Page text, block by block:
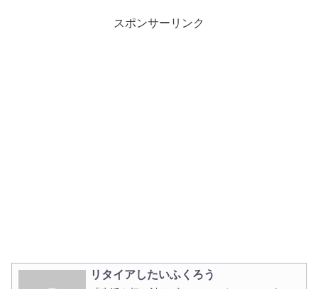
スポンサーリンク
リタイアしたいふくろう